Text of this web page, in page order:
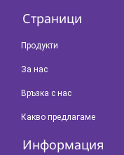
Страници
Продукти
За нас
Връзка с нас
Какво предлагаме
Информация